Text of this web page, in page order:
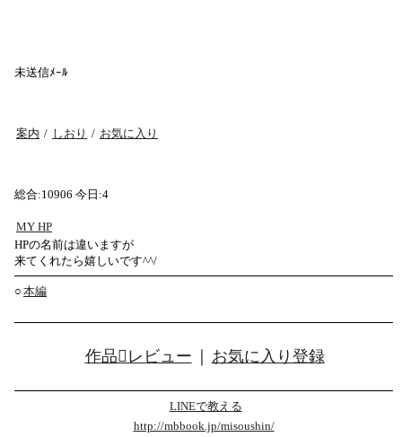
未送信ﾒｰﾙ
案内 / しおり / お気に入り
総合:10906 今日:4
MY HP
HPの名前は違いますが
来てくれたら嬉しいです^^/
○ 本編
作品レビュー お気に入り登録
LINEで教える
http://mbbook.jp/misoushin/